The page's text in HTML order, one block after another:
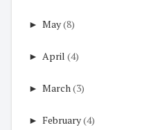
► May(8)
► April (4)
► March(3)
► February(4)